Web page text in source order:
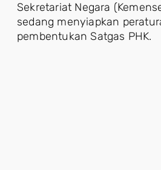
Sekretariat Negara
sedang menyiapkan
pembentukan Satgas PHK.